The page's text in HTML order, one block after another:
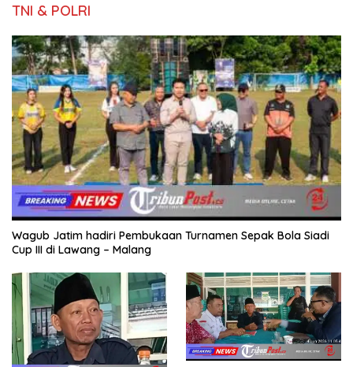
TNI & POLRI
Wagub Jatim hadiri Pembukaan Turnamen Sepak Bola Siadi
Cup III di Lawang – Malang